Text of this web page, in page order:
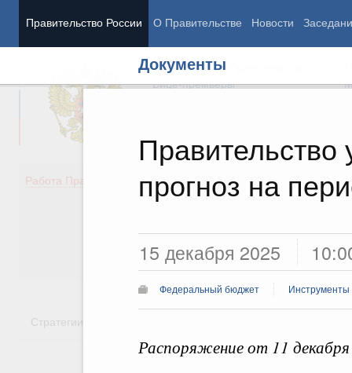
Правительство России О Правительстве Новости
Документы
прогноз на
15 декабря 2025
Федеральный бюджет
Распоряжение от 11
Председатель Правительства
Вице-премьеры
Работа Правительства
Демография
Здоровье
Общество
Государство
Стратегии